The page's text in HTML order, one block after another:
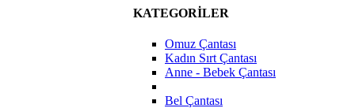
KATEGORİLER
Omuz Çantası
Kadın Sırt Çantası
Anne - Bebek Çantası
Bel Çantası